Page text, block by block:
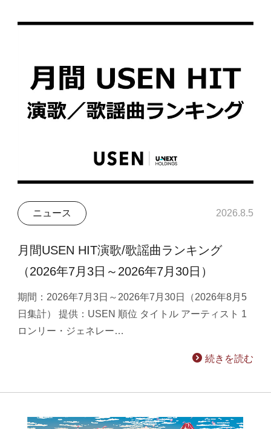
ニュース 2026.8.5
月間USEN HIT演歌/歌謡曲ランキング
（2026年7月3日～2026年7月30日）
期間：2026年7月3日～2026年7月30日（2026年8月5
日集計） 提供：USEN 順位 タイトル アーティスト 1
ロンリー・ジェネレー…
続きを読む